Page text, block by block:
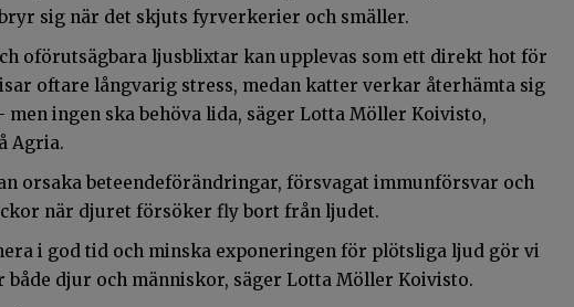
sig när det skjuts fyrverkerier och smäller.
oförutsägbara ljusblixtar kan upplevas som ett direkt hot för
oftare långvarig stress, medan katter verkar återhämta sig
men ingen ska behöva lida, säger Lotta Möller Koivisto,
Agria.
orsaka beteendeförändringar, försvagat immunförsvar och
när djuret försöker fly bort från ljudet.
i god tid och minska exponeringen för plötsliga ljud gör vi
djur och människor, säger Lotta Möller Koivisto.